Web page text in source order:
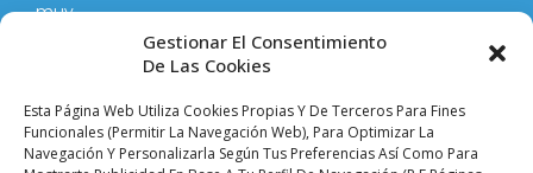
Gestionar El Consentimiento
De Las Cookies
Esta Página Web Utiliza Cookies Propias Y De Terceros Para Fines
Funcionales (permitir La Navegación Web), Para Optimizar La
Navegación Y Personalizarla Según Tus Preferencias Así Como Para
muy
competitivos
lo
que
hacemos